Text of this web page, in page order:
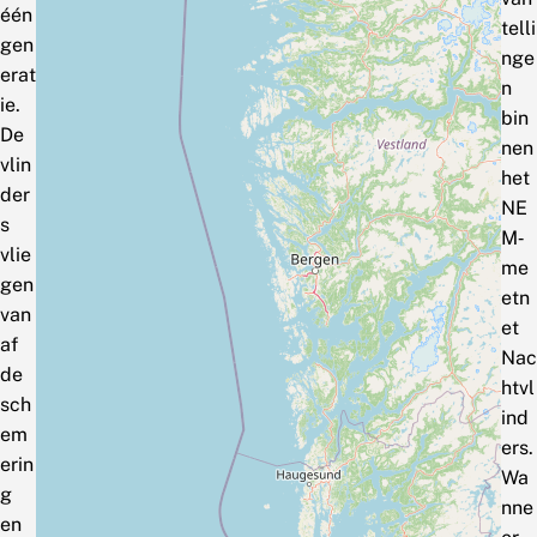
één
gen
erat
ie.
De
vlin
der
s
vlie
gen
van
af
de
sch
em
erin
g
en
telli
nge
n
bin
nen
het
NE
M‑
me
etn
et
Nac
htvl
ind
ers.
Wa
nne